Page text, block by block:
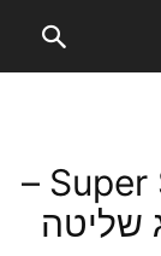
Super Smash Bros. Ultimate –
שליטה